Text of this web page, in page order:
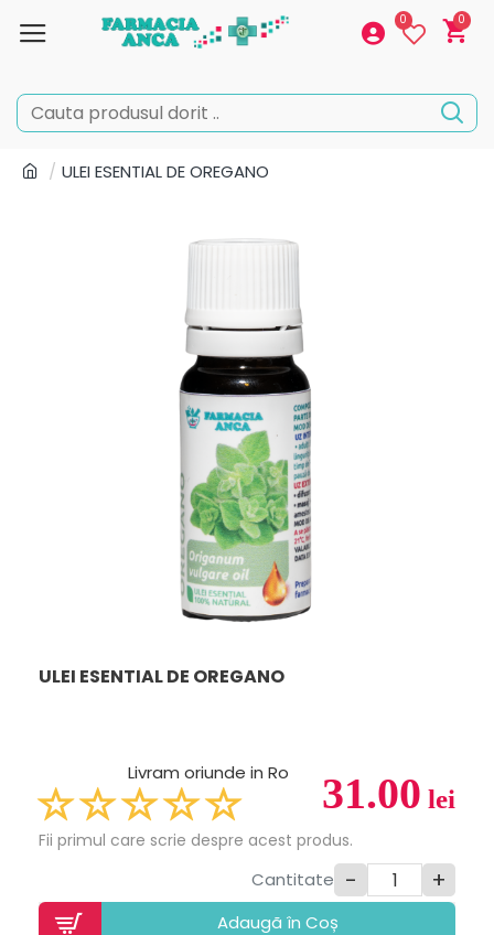
0 0
ULEI ESENTIAL DE OREGANO
ULEI ESENTIAL DE OREGANO
31.00 lei
Livram oriunde in Ro
Fii primul care scrie despre acest produs.
Cantitate - +
Adaugã în Coș